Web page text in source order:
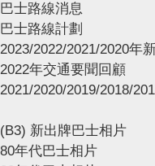
巴士路線消息
巴士路線計劃
2023/2022/2021/2020年
2022年交通要聞回顧
2021/2020/2019/2018/
(B3) 新出牌巴士相片
80年代巴士相片